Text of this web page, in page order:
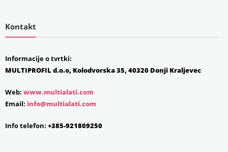
Kontakt
Informacije o tvrtki:
MULTIPROFIL d.o.o, Kolodvorska 35, 40320 Donji Kraljevec
Web: www.multialati.com
Email: info@multialati.com
Info telefon: +385-921809250